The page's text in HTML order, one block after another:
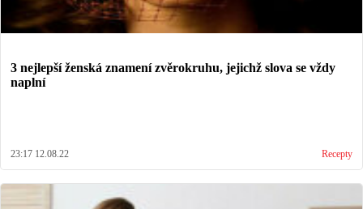
3 nejlepší ženská znamení zvěrokruhu, jejichž slova se vždy
naplní
23:17 12.08.22 Recepty